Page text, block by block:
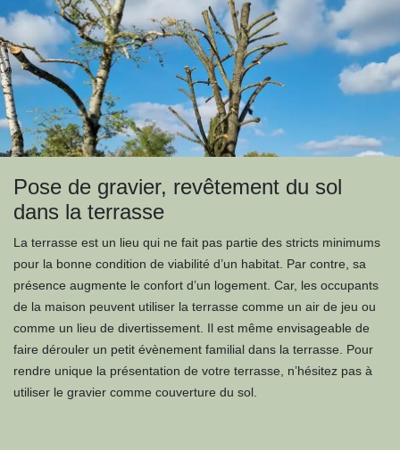
Pose de gravier, revêtement du sol
dans la terrasse
La terrasse est un lieu qui ne fait pas partie des stricts minimums
pour la bonne condition de viabilité d’un habitat. Par contre, sa
présence augmente le confort d’un logement. Car, les occupants
de la maison peuvent utiliser la terrasse comme un air de jeu ou
comme un lieu de divertissement. Il est même envisageable de
faire dérouler un petit évènement familial dans la terrasse. Pour
rendre unique la présentation de votre terrasse, n’hésitez pas à
utiliser le gravier comme couverture du sol.